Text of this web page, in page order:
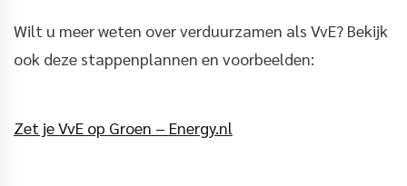
Wilt u meer weten over verduurzamen als VvE? Bekijk
ook deze stappenplannen en voorbeelden:
Zet je VvE op Groen – Energy.nl